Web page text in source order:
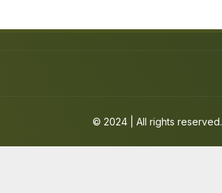
© 2024 | All rights reserved.